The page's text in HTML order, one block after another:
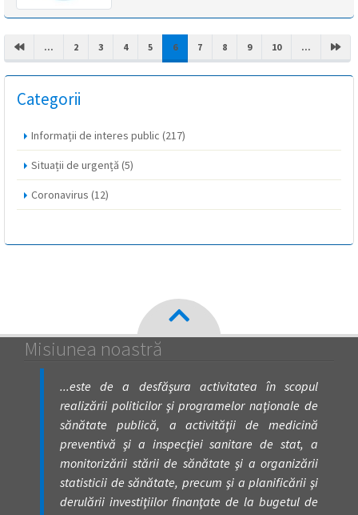
... 2 3 4 5 6(CURRENT)
7 8 9 10 ...
Categorii
Informații de interes public (217)
Situații de urgență (5)
Coronavirus (12)
Misiunea noastră
...este de a desfăşura activitatea în scopul
realizării politicilor şi programelor naţionale de
sănătate publică, a activităţii de medicină
preventivă şi a inspecţiei sanitare de stat, a
monitorizării stării de sănătate şi a organizării
statisticii de sănătate, precum şi a planificării şi
derulării investiţiilor finanţate de la bugetul de